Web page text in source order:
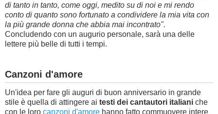
di tanto in tanto, come oggi, medito su di noi e mi rendo
conto di quanto sono fortunato a condividere la mia vita con
la più grande donna che abbia mai incontrato".
Concludendo con un augurio personale, sarà una delle
lettere più belle di tutti i tempi.
Canzoni d'amore
Un'idea per fare gli auguri di buon anniversario in grande
stile è quella di attingere ai testi dei cantautori italiani che
con le loro canzoni d'amore hanno fatto commuovere intere